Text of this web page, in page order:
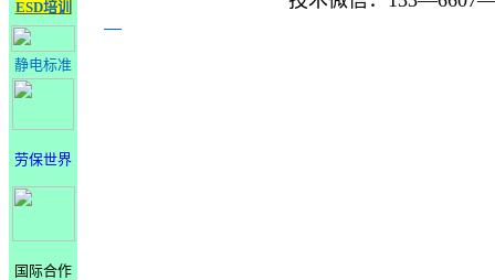
ESD培训
静电标准
劳保世界
国际合作